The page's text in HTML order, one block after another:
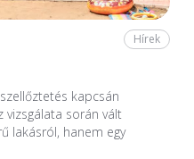
Hírek
kapcsán
vizsgálata során vált
lakásról, hanem egy